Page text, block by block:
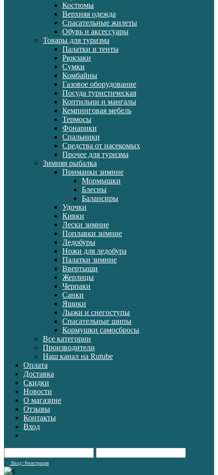
Костюмы
Верхняя одежда
Спасательные жилеты
Обувь и аксессуары
Товары для туризма
Палатки и тенты
Рюкзаки
Сумки
Комбайны
Газовое оборудование
Посуда туристическая
Коптильни и мангалы
Кемпинговая мебель
Термосы
Фонарики
Спальники
Средства от насекомых
Прочее для туризма
Зимняя рыбалка
Приманки зимние
Мормышки
Блесны
Балансиры
Удочки
Кивки
Лески зимние
Поплавки зимние
Ледобуры
Ножи для ледобура
Палатки зимние
Ввертыши
Жерлицы
Черпаки
Санки
Ящики
Лыжи и снегоступы
Спасательные шипы
Кормушки самосбросы
Все категории
Производители
Наш канал на Rutube
Оплата
Доставка
Скидки
Новости
О магазине
Отзывы
Контакты
Вход
Вход / Регистрация